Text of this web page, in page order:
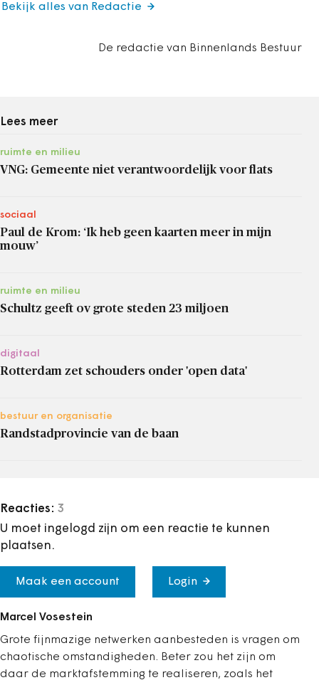
De redactie van Binnenlands Bestuur
Bekijk alles van Redactie
Lees meer
ruimte en milieu
VNG: Gemeente niet verantwoordelijk voor flats
sociaal
Paul de Krom: ‘Ik heb geen kaarten meer in mijn
mouw’
ruimte en milieu
Schultz geeft ov grote steden 23 miljoen
digitaal
Rotterdam zet schouders onder 'open data'
bestuur en organisatie
Randstadprovincie van de baan
Reacties: 3
U moet ingelogd zijn om een reactie te kunnen
plaatsen.
Maak een account Login
Marcel Vosestein
Grote fijnmazige netwerken aanbesteden is vragen om
chaotische omstandigheden. Beter zou het zijn om
daar de marktafstemming te realiseren, zoals het